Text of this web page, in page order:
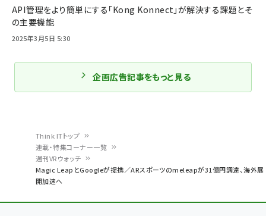
く
Think ITトップ
連載・特集コーナー一覧
週刊VRウォッチ
Magic LeapとGoogleが提携／ARスポーツのmeleapが31億円調達、海外展
開加速へ
API管理をより簡単にする「Kong Konnect」が解決する課題とそ
の主要機能
2025年3月5日 5:30
企画広告記事をもっと見る